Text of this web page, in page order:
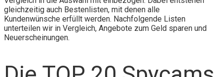
gleichzeitig auch Bestenlisten, mit denen alle
Kundenwünsche erfüllt werden. Nachfolgende Listen
unterteilen wir in Vergleich, Angebote zum Geld sparen und
Neuerscheinungen.